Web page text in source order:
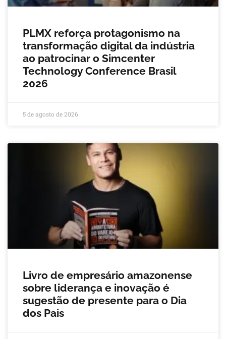
PLMX reforça protagonismo na
transformação digital da indústria
ao patrocinar o Simcenter
Technology Conference Brasil
2026
5 de agosto de 2026
Livro de empresário amazonense
sobre liderança e inovação é
sugestão de presente para o Dia
dos Pais